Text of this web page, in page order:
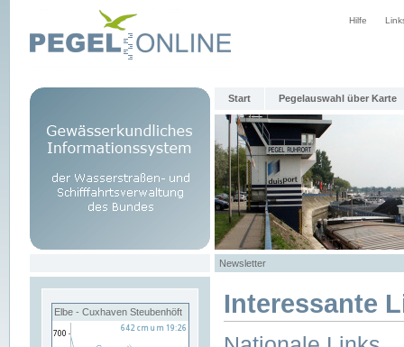
Hilfe
Start Pegelauswahl über Karte
Newsletter
Elbe - Cuxhaven Steubenhöft Interessante